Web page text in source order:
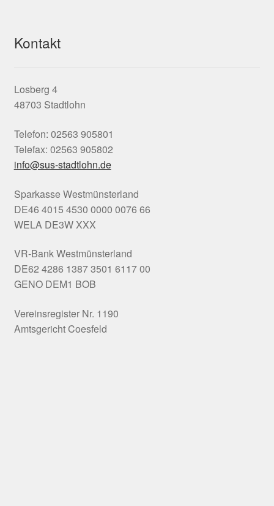
Kontakt
Losberg 4
48703 Stadtlohn
Telefon: 02563 905801
Telefax: 02563 905802
info@sus-stadtlohn.de
Sparkasse Westmünsterland
DE46 4015 4530 0000 0076 66
WELA DE3W XXX
VR-Bank Westmünsterland
DE62 4286 1387 3501 6117 00
GENO DEM1 BOB
Vereinsregister Nr. 1190
Amtsgericht Coesfeld